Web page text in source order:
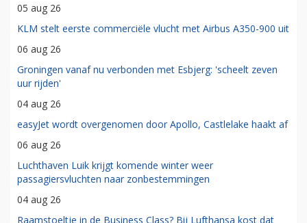
05 aug 26
KLM stelt eerste commerciële vlucht met Airbus A350-900 uit
06 aug 26
Groningen vanaf nu verbonden met Esbjerg: 'scheelt zeven
uur rijden'
04 aug 26
easyJet wordt overgenomen door Apollo, Castlelake haakt af
06 aug 26
Luchthaven Luik krijgt komende winter weer
passagiersvluchten naar zonbestemmingen
04 aug 26
Raamstoeltje in de Business Class? Bij Lufthansa kost dat